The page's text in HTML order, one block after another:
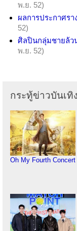
พ.ย. 52)
ผลการประกาศร
52)
ศิลปินกลุ่มชายล้ว
พ.ย. 52)
กระทู้ข่าวบันเทิง
Oh My Fourth Concert